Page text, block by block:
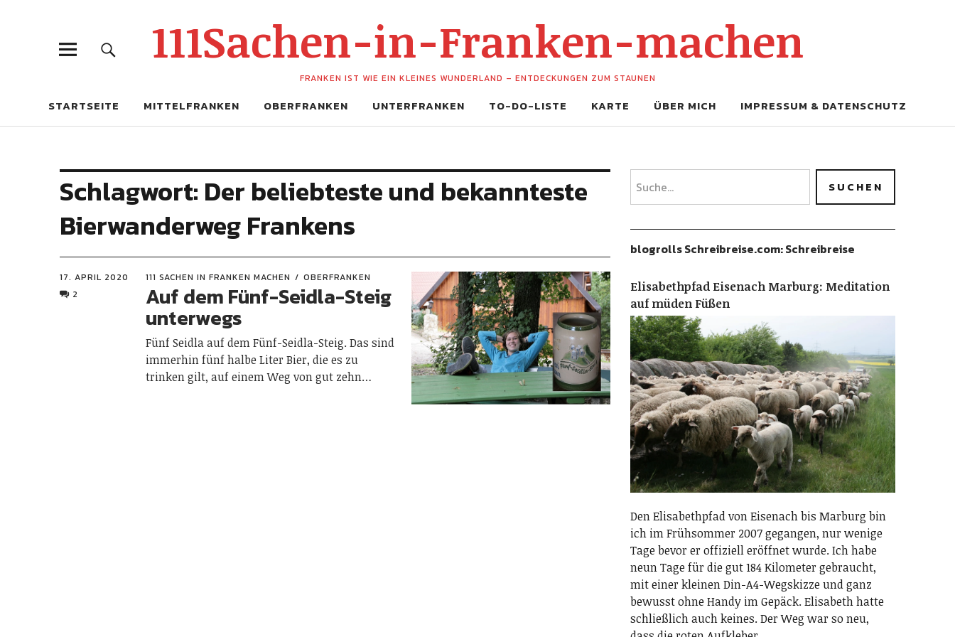
111Sachen-in-Franken-machen
FRANKEN IST WIE EIN KLEINES WUNDERLAND – ENTDECKUNGEN ZUM STAUNEN
STARTSEITE MITTELFRANKEN OBERFRANKEN UNTERFRANKEN TO-DO-LISTE KARTE ÜBER MICH IMPRESSUM & DATENSCHUTZ
Schlagwort: Der beliebteste und bekannteste
Bierwanderweg Frankens
17. APRIL 2020
2
111 SACHEN IN FRANKEN MACHEN OBERFRANKEN
Auf dem Fünf-Seidla-Steig
unterwegs
Fünf Seidla auf dem Fünf-Seidla-Steig. Das sind
immerhin fünf halbe Liter Bier, die es zu
trinken gilt, auf einem Weg von gut zehn…
blogrolls Schreibreise.com: Schreibreise
Elisabethpfad Eisenach Marburg: Meditation
auf müden Füßen
Den Elisabethpfad von Eisenach bis Marburg bin
ich im Frühsommer 2007 gegangen, nur wenige
Tage bevor er offiziell eröffnet wurde. Ich habe
neun Tage für die gut 184 Kilometer gebraucht,
mit einer kleinen Din-A4-Wegskizze und ganz
bewusst ohne Handy im Gepäck. Elisabeth hatte
schließlich auch keines. Der Weg war so neu,